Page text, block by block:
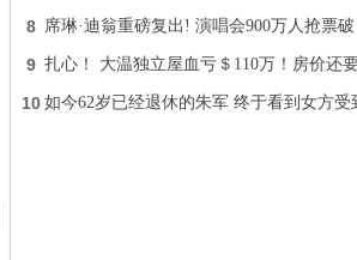
8 席琳·迪翁重磅复出! 演唱会900万人抢票破
9 扎心！ 大温独立屋血亏＄110万！房价还
10 如今62岁已经退休的朱军 终于看到女方受